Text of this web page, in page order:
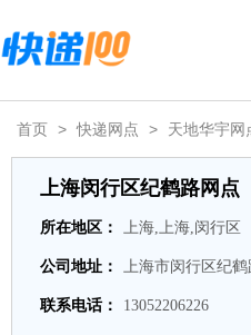
首页 > 快递网点 > 天地华宇网
上海闵行区纪鹤路网点
所在地区： 上海,上海,闵行区
公司地址： 上海市闵行区纪鹤
联系电话： 13052206226